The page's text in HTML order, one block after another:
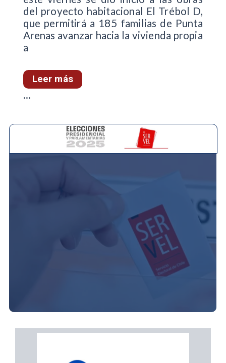
del proyecto habitacional El Trébol D,
que permitirá a 185 familias de Punta
Arenas avanzar hacia la vivienda propia
a
Leer más
...